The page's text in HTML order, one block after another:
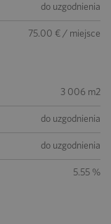
do uzgodnienia
75.00 € / miejsce
3 006 m2
do uzgodnienia
do uzgodnienia
5.55 %